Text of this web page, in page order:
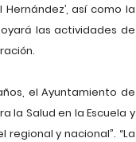
así como la
las actividades de
el Ayuntamiento de
la Salud en la Escuela y
y nacional”. “La